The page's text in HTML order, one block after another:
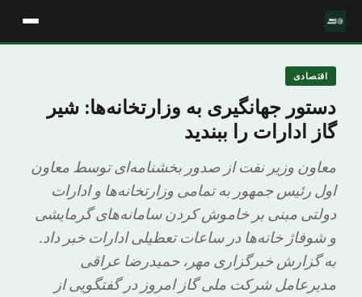
اقتصادی
دستور جهانگیری به وزارتخانه‌ها: شیر
گاز ادارات را ببندید
معاون وزیر نفت از صدور بخشنامه‌ای توسط معاون
اول رئیس جمهور به تمامی وزارتخانه‌ها و ادارات
دولتی مبنی بر خاموش کردن سامانه‌های گرمایشی
و شوفاژ خانه‌ها در ساعات تعطیلی ادارات خبر داد.
به گزارش خبرگزاری مهر، حمیدرضا عراقی
مدیرعامل شرکت ملی گاز امروز در گفتگویی از